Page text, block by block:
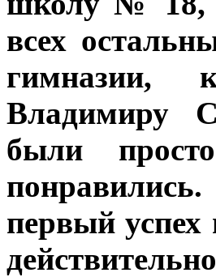
всех
гимназии,
Владимиру
были
первый